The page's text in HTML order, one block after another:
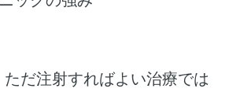
ただ注射すればよい治療では